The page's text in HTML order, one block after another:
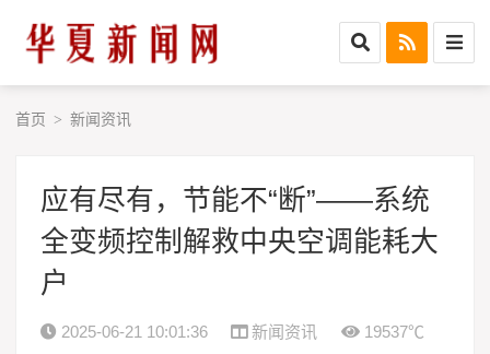
首页 > 新闻资讯
应有尽有，节能不“断”——系统
全变频控制解救中央空调能耗大
户
2025-06-21 10:01:36 新闻资讯
19537℃